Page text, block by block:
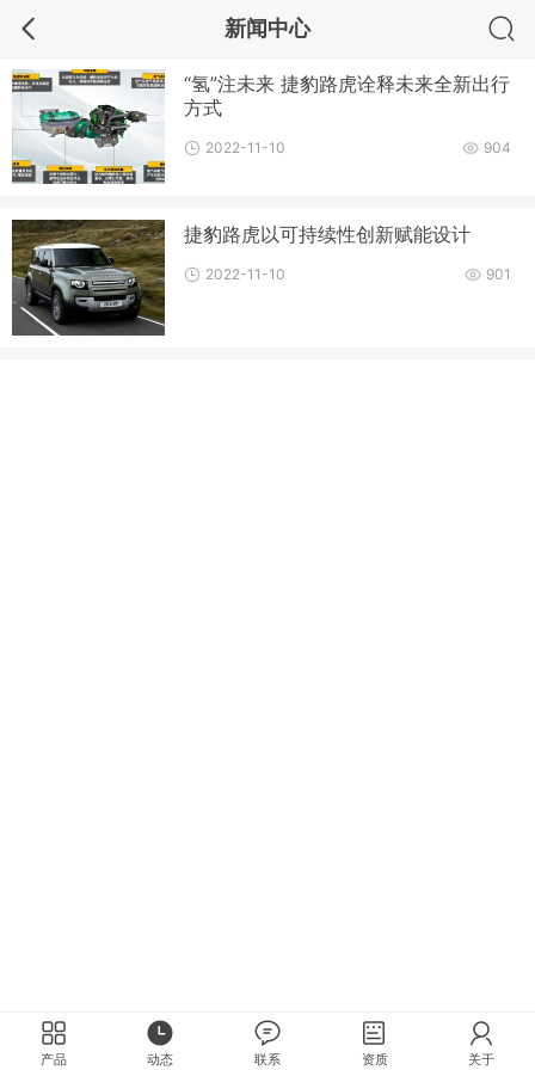
新闻中心
“氢”注未来 捷豹路虎诠释未来全新出行
方式
2022-11-10 904
捷豹路虎以可持续性创新赋能设计
2022-11-10 901
产品 动态 联系 资质 关于